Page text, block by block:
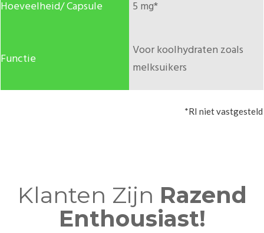
5 mg*
Voor koolhydraten zoals
melksuikers
*RI niet vastgesteld
Klanten Zijn Razend
Enthousiast!